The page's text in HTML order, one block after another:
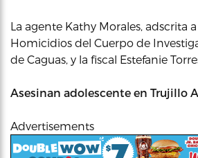
La agente Kathy Morales, adscrita
Homicidios del Cuerpo de
de Caguas, y la fiscal Estefanie
Asesinan adolescente en Trujillo
Advertisements